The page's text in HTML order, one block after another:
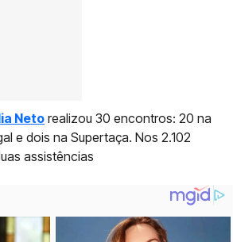
Netorealizou 30 encontros: 20 na
e dois na Supertaça. Nos 2.102
assistências